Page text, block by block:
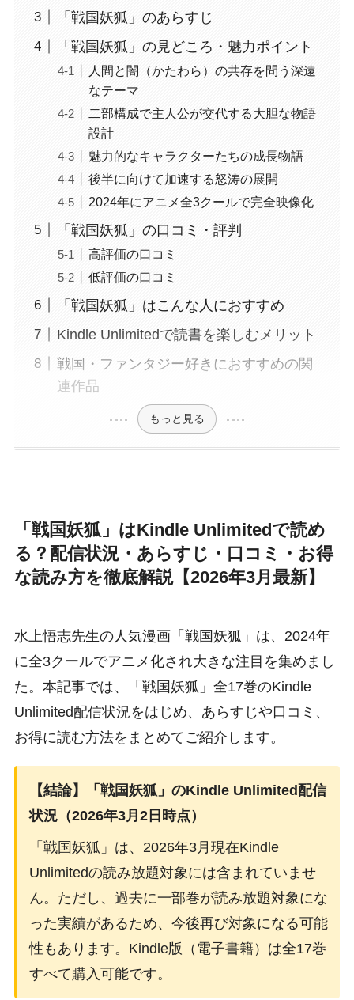
「戦国妖狐」のあらすじ
「戦国妖狐」の見どころ・魅力ポイント
人間と闇（かたわら）の共存を問う深遠
なテーマ
二部構成で主人公が交代する大胆な物語
設計
魅力的なキャラクターたちの成長物語
後半に向けて加速する怒涛の展開
2024年にアニメ全3クールで完全映像化
「戦国妖狐」の口コミ・評判
高評価の口コミ
低評価の口コミ
「戦国妖狐」はこんな人におすすめ
Kindle Unlimitedで読書を楽しむメリット
戦国・ファンタジー好きにおすすめの関
連作品
もっと見る
「戦国妖狐」はKindle Unlimitedで読め
る？配信状況・あらすじ・口コミ・お得
な読み方を徹底解説【2026年3月最新】
水上悟志先生の人気漫画「戦国妖狐」は、2024年
に全3クールでアニメ化され大きな注目を集めまし
た。本記事では、「戦国妖狐」全17巻のKindle
Unlimited配信状況をはじめ、あらすじや口コミ、
お得に読む方法をまとめてご紹介します。
【結論】「戦国妖狐」のKindle Unlimited配信
状況（2026年3月2日時点）
「戦国妖狐」は、2026年3月現在Kindle
Unlimitedの読み放題対象には含まれていませ
ん。ただし、過去に一部巻が読み放題対象にな
った実績があるため、今後再び対象になる可能
性もあります。Kindle版（電子書籍）は全17巻
すべて購入可能です。